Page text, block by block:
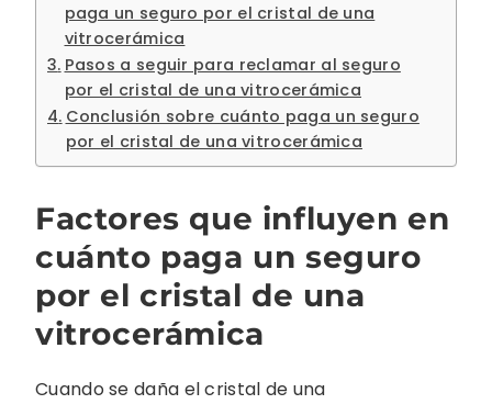
paga un seguro por el cristal de una
vitrocerámica
Pasos a seguir para reclamar al seguro
por el cristal de una vitrocerámica
Conclusión sobre cuánto paga un seguro
por el cristal de una vitrocerámica
Factores que influyen en
cuánto paga un seguro
por el cristal de una
vitrocerámica
Cuando se daña el cristal de una